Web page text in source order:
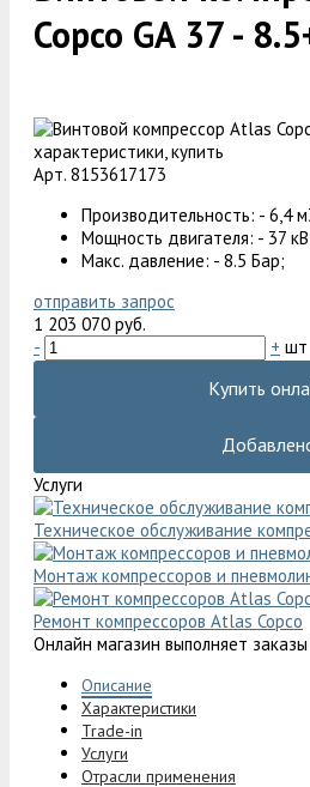
Copco GA 37 -
Арт. 8153617173
Производительность: - 6,4
Мощность двигателя: - 37
Макс. давление: - 8.5 Бар;
отправить запрос
1 203 070 руб.
-
+ шт
Купить
Услуги
Техническое обслуживание
Монтаж компрессоров и
Ремонт компрессоров Atlas Copco
Онлайн магазин выполняет
Описание
Характеристики
Trade-in
Услуги
Отрасли применения